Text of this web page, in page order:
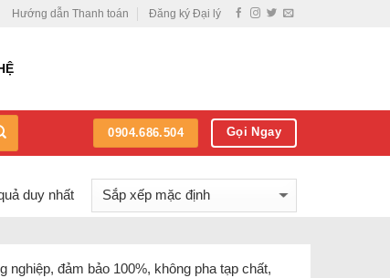
Hướng dẫn Thanh toán Đăng ký Đại lý
0904.686.504 Gọi Ngay
duy nhất
đảm bảo 100%, không pha tạp chất,